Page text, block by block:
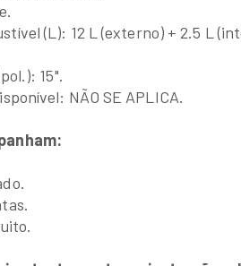
(L): 12 L (externo) + 2.5 L
15".
NÃO SE APLICA.